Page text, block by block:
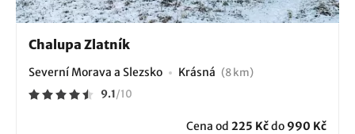
Chalupa Zlatník
Severní Morava a Slezsko Krásná (8 km)
9.1/10
Cena od 225 Kčdo 990 Kč